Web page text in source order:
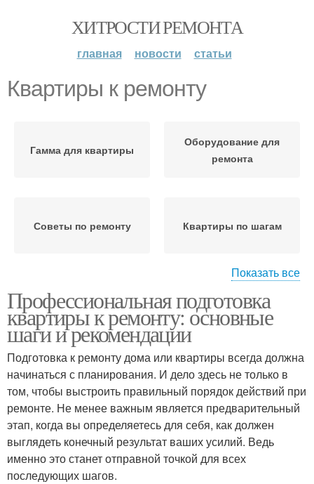
ХИТРОСТИ РЕМОНТА
главная новости статьи
Квартиры к ремонту
Гамма для квартиры
Оборудование для
ремонта
Советы по ремонту Квартиры по шагам
Статьи про ремонт Ремонт в квартире
Косметический ремонт
Комната к
косметическому
ремонту
Однокомнатная
квартира
Ремонт от а
Показать все
Профессиональная подготовка
квартиры к ремонту: основные
шаги и рекомендации
Подготовка к ремонту дома или квартиры всегда должна
начинаться с планирования. И дело здесь не только в
том, чтобы выстроить правильный порядок действий при
ремонте. Не менее важным является предварительный
этап, когда вы определяетесь для себя, как должен
выглядеть конечный результат ваших усилий. Ведь
именно это станет отправной точкой для всех
последующих шагов.